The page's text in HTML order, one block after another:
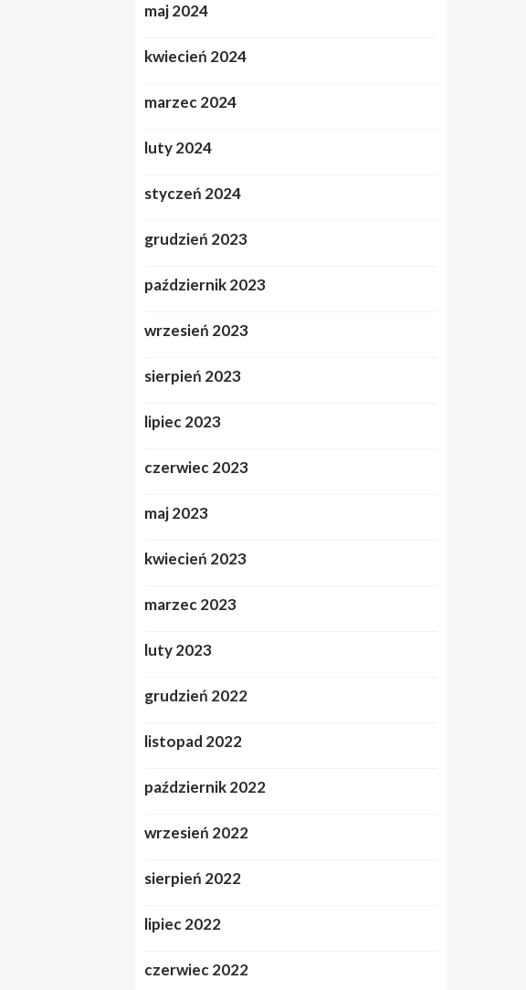
maj 2024
kwiecień 2024
marzec 2024
luty 2024
styczeń 2024
grudzień 2023
październik 2023
wrzesień 2023
sierpień 2023
lipiec 2023
czerwiec 2023
maj 2023
kwiecień 2023
marzec 2023
luty 2023
grudzień 2022
listopad 2022
październik 2022
wrzesień 2022
sierpień 2022
lipiec 2022
czerwiec 2022